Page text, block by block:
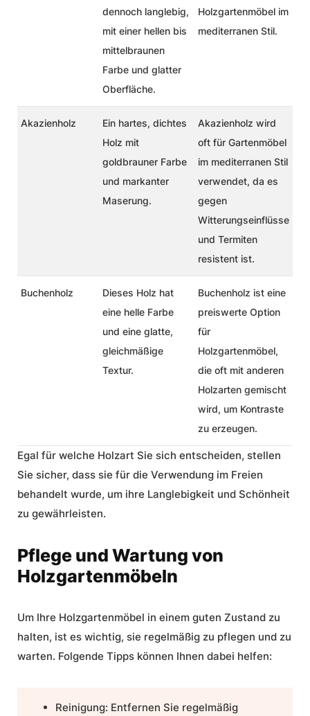
dennoch langlebig,
mit einer hellen bis
mittelbraunen
Farbe und glatter
Oberfläche.
Holzgartenmöbel im
mediterranen Stil.
Akazienholz
Ein hartes, dichtes
Holz mit
goldbrauner Farbe
und markanter
Maserung.
Akazienholz wird
oft für Gartenmöbel
im mediterranen Stil
verwendet, da es
gegen
Witterungseinflüsse
und Termiten
resistent ist.
Buchenholz
Dieses Holz hat
eine helle Farbe
und eine glatte,
gleichmäßige
Textur.
Buchenholz ist eine
preiswerte Option
für
Holzgartenmöbel,
die oft mit anderen
Holzarten gemischt
wird, um Kontraste
zu erzeugen.
Egal für welche Holzart Sie sich entscheiden, stellen
Sie sicher, dass sie für die Verwendung im Freien
behandelt wurde, um ihre Langlebigkeit und Schönheit
zu gewährleisten.
Pflege und Wartung von
Holzgartenmöbeln
Um Ihre Holzgartenmöbel in einem guten Zustand zu
halten, ist es wichtig, sie regelmäßig zu pflegen und zu
warten. Folgende Tipps können Ihnen dabei helfen:
Reinigung: Entfernen Sie regelmäßig